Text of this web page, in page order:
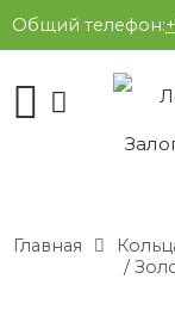
Общий телефон:
Главная
/